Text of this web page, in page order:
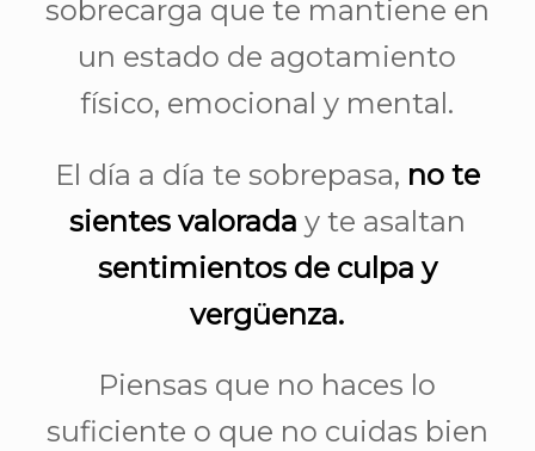
sobrecarga que te mantiene en
un estado de agotamiento
físico, emocional y mental.
El día a día te sobrepasa, no te
sientes valorada y te asaltan
sentimientos de culpa y
vergüenza.
Piensas que no haces lo
suficiente o que no cuidas bien